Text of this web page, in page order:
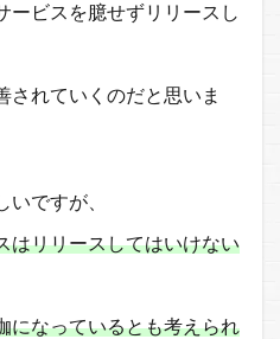
ービスを臆せずリリースし
されていくのだと思いま
いですが、
はリリースしてはいけない
になっているとも考えられ